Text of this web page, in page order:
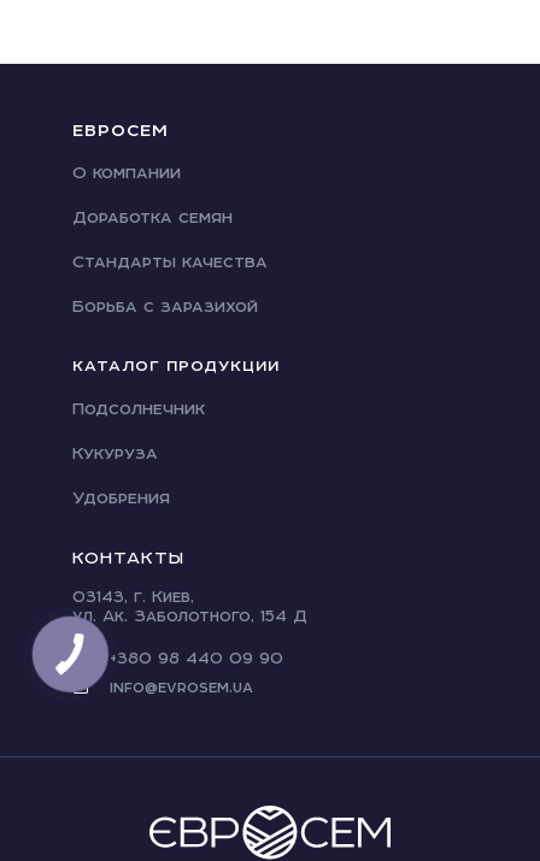
ЕВРОСЕМ
О компании
Доработка семян
Стандарты качества
Борьба с заразихой
КАТАЛОГ ПРОДУКЦИИ
Подсолнечник
Кукуруза
Удобрения
КОНТАКТЫ
03143, г. Киев,
ул. Ак. Заболотного, 154 Д
+380 98 440 09 90
info@evrosem.ua